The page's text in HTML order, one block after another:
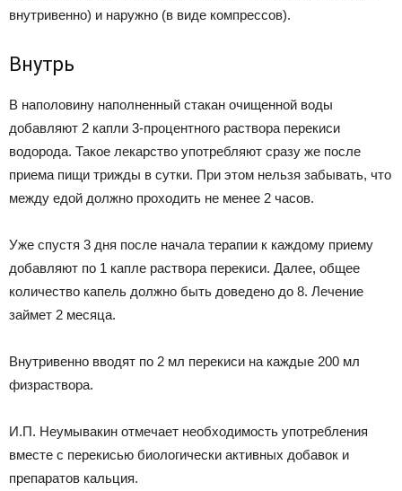
внутривенно) и наружно (в виде компрессов).
Внутрь
В наполовину наполненный стакан очищенной воды
добавляют 2 капли 3-процентного раствора перекиси
водорода. Такое лекарство употребляют сразу же после
приема пищи трижды в сутки. При этом нельзя забывать, что
между едой должно проходить не менее 2 часов.
Уже спустя 3 дня после начала терапии к каждому приему
добавляют по 1 капле раствора перекиси. Далее, общее
количество капель должно быть доведено до 8. Лечение
займет 2 месяца.
Внутривенно вводят по 2 мл перекиси на каждые 200 мл
физраствора.
И.П. Неумывакин отмечает необходимость употребления
вместе с перекисью биологически активных добавок и
препаратов кальция.